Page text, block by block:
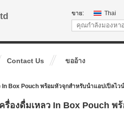
ขาย: Thai
Contact Us ขออ้าง
In Box Pouch พร้อมหัวจุกสำหรับน้ำแอปเปิ้ลไว
ครื่องดื่มเหลว In Box Pouch